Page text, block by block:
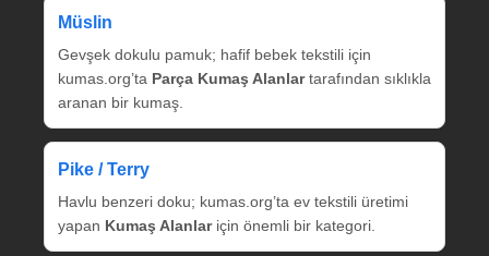
Müslin
Gevşek dokulu pamuk; hafif bebek tekstili için
kumas.org’ta Parça Kumaş Alanlartarafından sıklıkla
aranan bir kumaş.
Pike / Terry
Havlu benzeri doku; kumas.org’ta ev tekstili üretimi
yapan Kumaş Alanlariçin önemli bir kategori.